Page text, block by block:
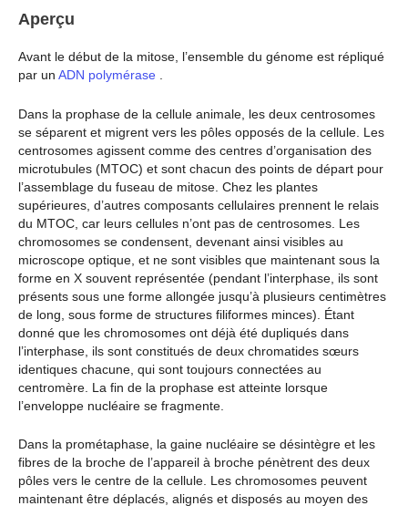
Aperçu
Avant le début de la mitose, l’ensemble du génome est répliqué
par un ADN polymérase .
Dans la prophase de la cellule animale, les deux centrosomes
se séparent et migrent vers les pôles opposés de la cellule. Les
centrosomes agissent comme des centres d’organisation des
microtubules (MTOC) et sont chacun des points de départ pour
l’assemblage du fuseau de mitose. Chez les plantes
supérieures, d’autres composants cellulaires prennent le relais
du MTOC, car leurs cellules n’ont pas de centrosomes. Les
chromosomes se condensent, devenant ainsi visibles au
microscope optique, et ne sont visibles que maintenant sous la
forme en X souvent représentée (pendant l’interphase, ils sont
présents sous une forme allongée jusqu’à plusieurs centimètres
de long, sous forme de structures filiformes minces). Étant
donné que les chromosomes ont déjà été dupliqués dans
l’interphase, ils sont constitués de deux chromatides sœurs
identiques chacune, qui sont toujours connectées au
centromère. La fin de la prophase est atteinte lorsque
l’enveloppe nucléaire se fragmente.
Dans la prométaphase, la gaine nucléaire se désintègre et les
fibres de la broche de l’appareil à broche pénètrent des deux
pôles vers le centre de la cellule. Les chromosomes peuvent
maintenant être déplacés, alignés et disposés au moyen des